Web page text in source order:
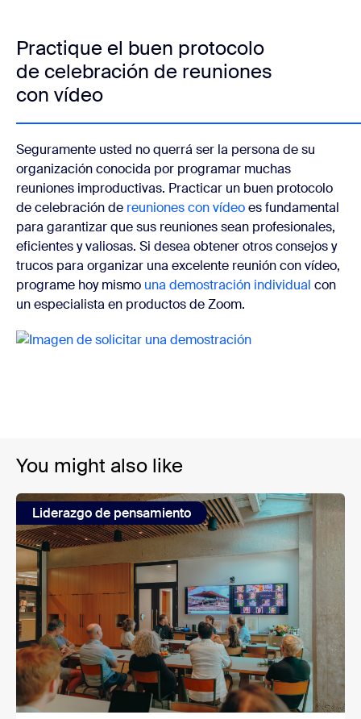
Practique el buen protocolo
de celebración de reuniones
con vídeo
Seguramente usted no querrá ser la persona de su
organización conocida por programar muchas
reuniones improductivas. Practicar un buen protocolo
de celebración de reuniones con vídeoes fundamental
para garantizar que sus reuniones sean profesionales,
eficientes y valiosas. Si desea obtener otros consejos y
trucos para organizar una excelente reunión con vídeo,
programe hoy mismo una demostración individual con
un especialista en productos de Zoom.
You might also like
Liderazgo de pensamiento